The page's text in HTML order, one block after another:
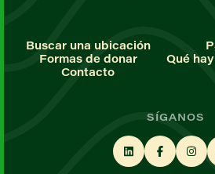
Buscar una ubicación
Formas de donar
Qué
Contacto
SÍGANOS